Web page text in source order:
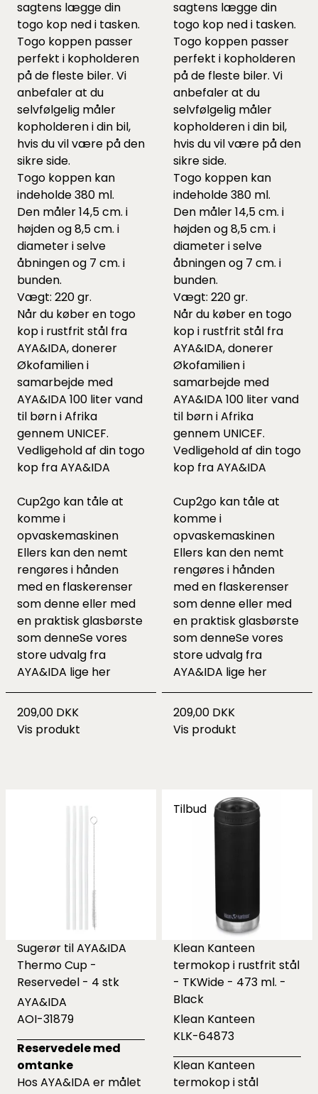
sagtens lægge din
togo kop ned i tasken.
Togo koppen passer
perfekt i kopholderen
på de fleste biler. Vi
anbefaler at du
selvfølgelig måler
kopholderen i din bil,
hvis du vil være på den
sikre side.
Togo koppen kan
indeholde 380 ml.
Den måler 14,5 cm. i
højden og 8,5 cm. i
diameter i selve
åbningen og 7 cm. i
bunden.
Vægt: 220 gr.
Når du køber en togo
kop i rustfrit stål fra
AYA&IDA, donerer
Økofamilien i
samarbejde med
AYA&IDA 100 liter vand
til børn i Afrika
gennem UNICEF.
Vedligehold af din togo
kop fra AYA&IDA
Cup2go kan tåle at
komme i
opvaskemaskinen
Ellers kan den nemt
rengøres i hånden
med en flaskerenser
somdenneeller med
en praktisk glasbørste
somdenneSe vores
store udvalg fra
AYA&IDA lige her
209,00 DKK
Vis produkt
sagtens lægge din
togo kop ned i tasken.
Togo koppen passer
perfekt i kopholderen
på de fleste biler. Vi
anbefaler at du
selvfølgelig måler
kopholderen i din bil,
hvis du vil være på den
sikre side.
Togo koppen kan
indeholde 380 ml.
Den måler 14,5 cm. i
højden og 8,5 cm. i
diameter i selve
åbningen og 7 cm. i
bunden.
Vægt: 220 gr.
Når du køber en togo
kop i rustfrit stål fra
AYA&IDA, donerer
Økofamilien i
samarbejde med
AYA&IDA 100 liter vand
til børn i Afrika
gennem UNICEF.
Vedligehold af din togo
kop fra AYA&IDA
Cup2go kan tåle at
komme i
opvaskemaskinen
Ellers kan den nemt
rengøres i hånden
med en flaskerenser
somdenneeller med
en praktisk glasbørste
somdenneSe vores
store udvalg fra
AYA&IDA lige her
209,00 DKK
Vis produkt
Sugerør til AYA&IDA
Thermo Cup -
Reservedel - 4 stk
AYA&IDA
AOI-31879
Reservedele med
omtanke
Hos AYA&IDA er målet
Tilbud
Klean Kanteen
termokop i rustfrit stål
- TKWide - 473 ml. -
Black
Klean Kanteen
KLK-64873
Klean Kanteen
termokop i stål